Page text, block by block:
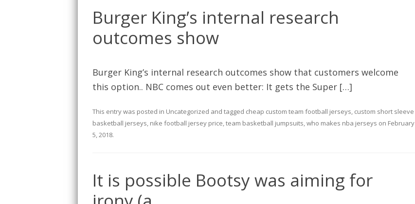
Burger King’s internal research
outcomes show
Burger King’s internal research outcomes show that customers welcome
this option.. NBC comes out even better: It gets the Super […]
This entry was posted in Uncategorized and tagged cheap custom team football jerseys, custom short sleeve
basketball jerseys, nike football jersey price,team basketball jumpsuits,who makes nba jerseys on February
5, 2018.
It is possible Bootsy was aiming for